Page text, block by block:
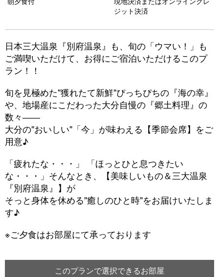
ジット決済
日本三大温泉『別府温泉』も、旬の「ウマい！」も
ご満喫いただけて、お得にご宿泊いただけるこのプ
ラン！！
旬を見極めた"獲れたて新鮮"ぴっちぴちの『海の幸』
や、地場産にこだわった大分自慢の『郷土料理』の
数々――
大分の"おいしい"「今」が味わえる【季節会席】をご
用意♪
「疲れたな・・・」 「ほっとひと息つきたい
な・・・」そんなとき、【美味しいもの＆三大温泉
『別府温泉』】が
そっと身体を休める"癒しのひと時"をお届けいたしま
す♪
※ご夕食はお部屋にて承っております
このプランで選択できるお部屋